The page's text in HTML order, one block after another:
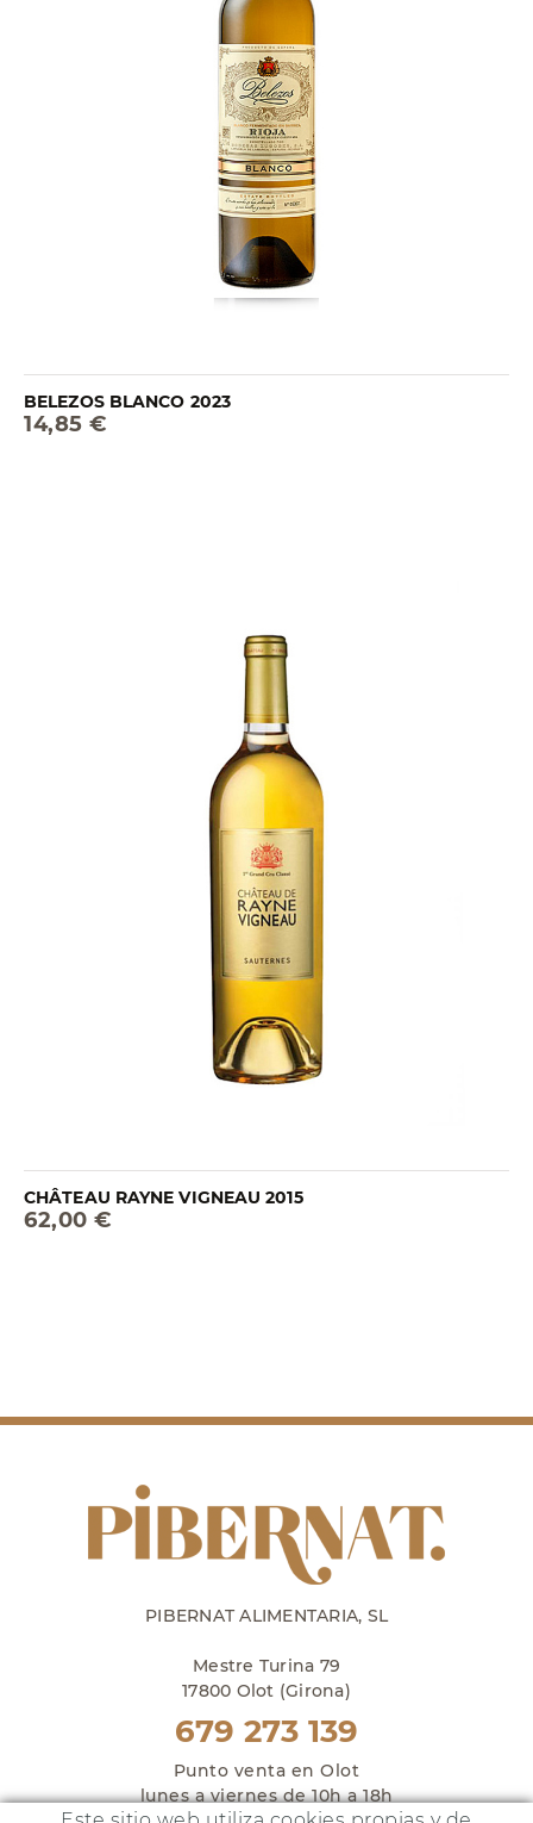
BELEZOS BLANCO 2023
14,85 €
CHÂTEAU RAYNE VIGNEAU 2015
62,00 €
PIBERNAT ALIMENTARIA, SL
Mestre Turina 79
17800 Olot (Girona)
679 273 139
Punto venta en Olot
lunes a viernes de 10h a 18h